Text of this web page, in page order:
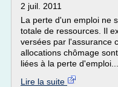
2 juil. 2011
La perte d'un emploi ne
totale de ressources. Il
versées par l'assurance
allocations chômage
liées à la perte d'emploi....
Lire la suite